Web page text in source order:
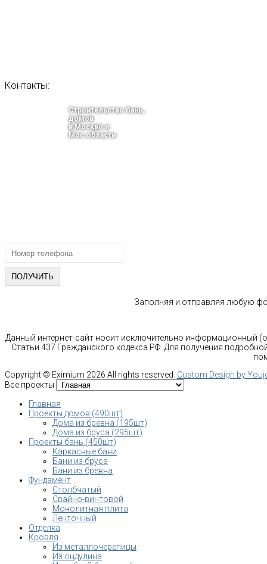
Контакты:
Строительство бань,
домов
в Москве и
Мос.области
Заполняя и отправляя любую
Данный интернет-сайт носит исключительно информационный
Статьи 437 Гражданского кодекса РФ. Для получения
Copyright © Eximium 2026 All rights reserved. Custom Design by
Все проекты
Главная
Проекты домов (490шт)
Дома из бревна (195шт)
Дома из бруса (295шт)
Проекты бань (450шт)
Каркасные бани
Бани из бруса
Бани из бревна
Фундамент
Столбчатый
Свайно-винтовой
Монолитная плита
Ленточный
Отделка
Кровля
Из металлочерепицы
Из ондулина